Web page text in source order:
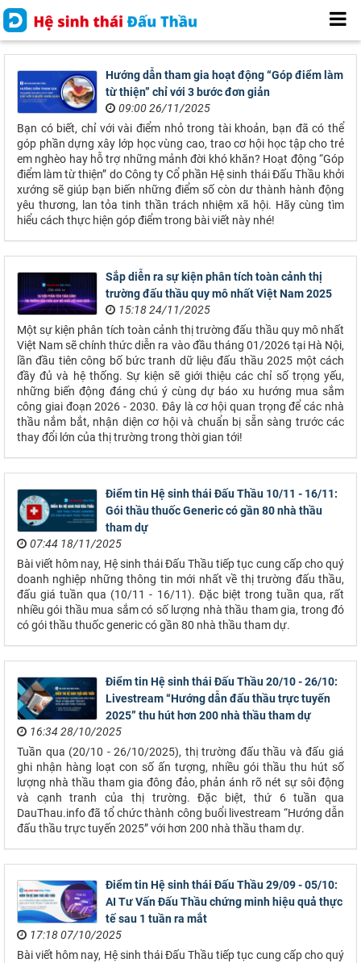
Hướng dẫn tham gia hoạt động “Góp điểm làm
từ thiện” chỉ với 3 bước đơn giản
09:00 26/11/2025
Bạn có biết, chỉ với vài điểm nhỏ trong tài khoản, bạn đã có thể
góp phần dựng xây lớp học vùng cao, trao cơ hội học tập cho trẻ
em nghèo hay hỗ trợ những mảnh đời khó khăn? Hoạt động “Góp
điểm làm từ thiện” do Công ty Cổ phần Hệ sinh thái Đấu Thầu khởi
xướng sẽ giúp bạn biến những điểm số còn dư thành hành động
yêu thương, lan tỏa tinh thần trách nhiệm xã hội. Hãy cùng tìm
hiểu cách thực hiện góp điểm trong bài viết này nhé!
Sắp diễn ra sự kiện phân tích toàn cảnh thị
trường đấu thầu quy mô nhất Việt Nam 2025
15:18 24/11/2025
Một sự kiện phân tích toàn cảnh thị trường đấu thầu quy mô nhất
Việt Nam sẽ chính thức diễn ra vào đầu tháng 01/2026 tại Hà Nội,
lần đầu tiên công bố bức tranh dữ liệu đấu thầu 2025 một cách
đầy đủ và hệ thống. Sự kiện sẽ giới thiệu các chỉ số trọng yếu,
những biến động đáng chú ý cùng dự báo xu hướng mua sắm
công giai đoạn 2026 - 2030. Đây là cơ hội quan trọng để các nhà
thầu nắm bắt, nhận diện cơ hội và chuẩn bị sẵn sàng trước các
thay đổi lớn của thị trường trong thời gian tới!
Điểm tin Hệ sinh thái Đấu Thầu 10/11 - 16/11:
Gói thầu thuốc Generic có gần 80 nhà thầu
tham dự
07:44 18/11/2025
Bài viết hôm nay, Hệ sinh thái Đấu Thầu tiếp tục cung cấp cho quý
doanh nghiệp những thông tin mới nhất về thị trường đấu thầu,
đấu giá tuần qua (10/11 - 16/11). Đặc biệt trong tuần qua, rất
nhiều gói thầu mua sắm có số lượng nhà thầu tham gia, trong đó
có gói thầu thuốc generic có gần 80 nhà thầu tham dự.
Điểm tin Hệ sinh thái Đấu Thầu 20/10 - 26/10:
Livestream “Hướng dẫn đấu thầu trực tuyến
2025” thu hút hơn 200 nhà thầu tham dự
16:34 28/10/2025
Tuần qua (20/10 - 26/10/2025), thị trường đấu thầu và đấu giá
ghi nhận hàng loạt con số ấn tượng, nhiều gói thầu thu hút số
lượng nhà thầu tham gia đông đảo, phản ánh rõ nét sự sôi động
và cạnh tranh của thị trường. Đặc biệt, thứ 6 tuần qua
DauThau.info đã tổ chức thành công buổi livestream “Hướng dẫn
đấu thầu trực tuyến 2025” với hơn 200 nhà thầu tham dự.
Điểm tin Hệ sinh thái Đấu Thầu 29/09 - 05/10:
AI Tư Vấn Đấu Thầu chứng minh hiệu quả thực
tế sau 1 tuần ra mắt
17:18 07/10/2025
Bài viết hôm nay, Hệ sinh thái Đấu Thầu tiếp tục cung cấp cho quý